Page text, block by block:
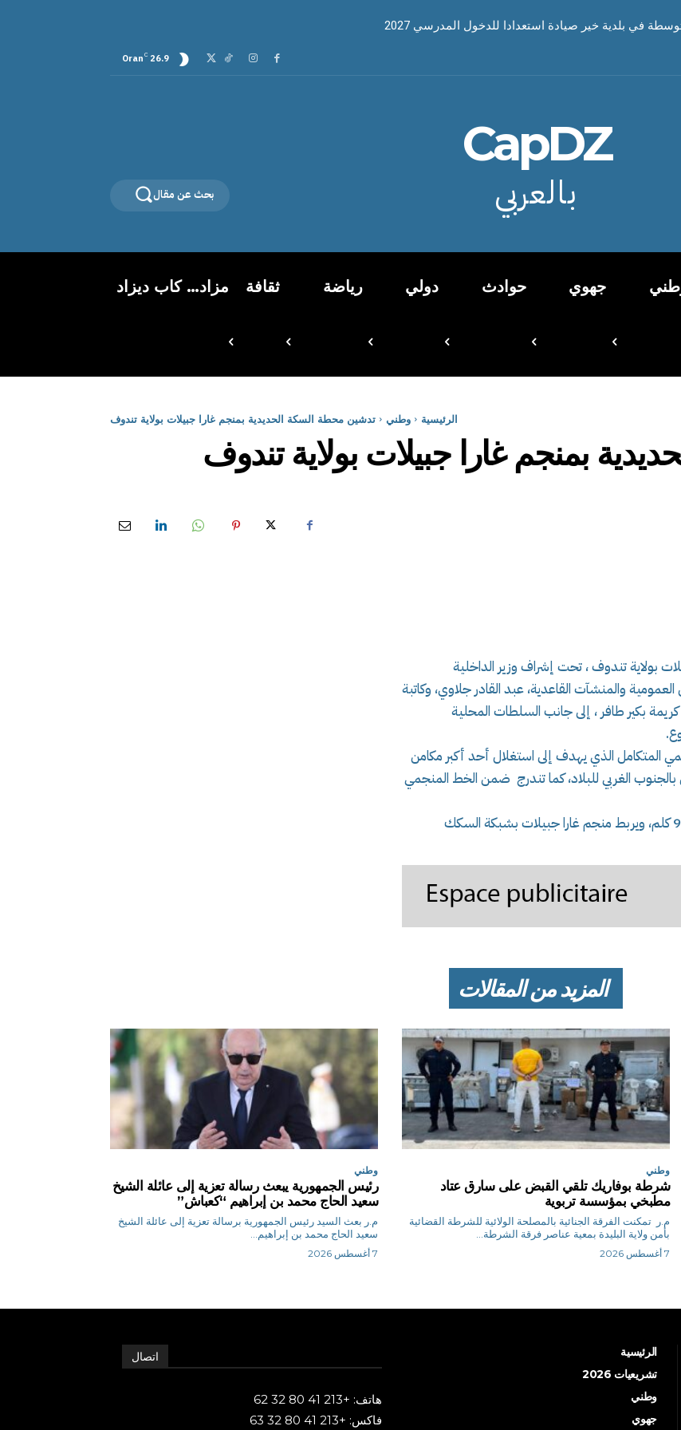
في بلدية خير صيادة استعدادا للدخول المدرسي 2027
26.9
C
Oran
CapDZ
بالعربي بحث عن مقال
جهوي حوادث دولي رياضة ثقافة مزاد… كاب ديزاد
الرئيسية وطني تدشين محطة السكة الحديدية بمنجم غارا جبيلات بولاية تندوف
بمنجم غارا جبيلات بولاية تندوف
بولاية تندوف ، تحت إشراف وزير الداخلية
والمنشآت القاعدية، عبد القادر جلاوي، وكاتبة
بكير طافر ، إلى جانب السلطات المحلية
المتكامل الذي يهدف إلى استغلال أحد أكبر مكامن
بالجنوب الغربي للبلاد، كما تندرج ضمن الخط المنجمي
المشروع يمتد إلى غاية ولاية بشار على مسافة قدرها 950 كلم، ويربط منجم غارا جبيلات بشبكة السكك
المزيد من المقالات
وطني
شرطة بوفاريك تلقي القبض على سارق عتاد
مطبخي بمؤسسة تربوية
م.ر تمكنت الفرقة الجنائية بالمصلحة الولائية للشرطة القضائية
بأمن ولاية البليدة بمعية عناصر فرقة الشرطة...
7 أغسطس 2026
وطني
رئيس الجمهورية يبعث رسالة تعزية إلى عائلة الشيخ
سعيد الحاج محمد بن إبراهيم “كعباش”
م.ر بعث السيد رئيس الجمهورية برسالة تعزية إلى عائلة الشيخ
سعيد الحاج محمد بن إبراهيم...
7 أغسطس 2026
الرئيسية
تشريعيات 2026
وطني
جهوي
اتصال
هاتف: +213 41 80 32 62
فاكس: +213 41 80 32 63